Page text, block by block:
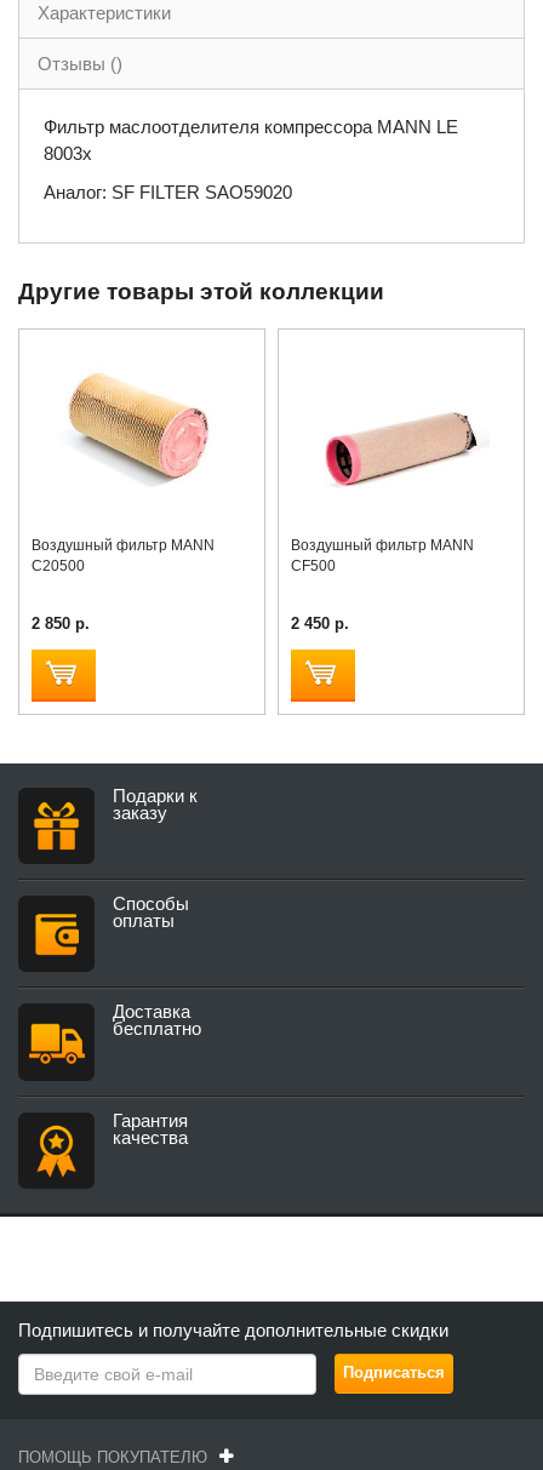
Характеристики
Отзывы ()
Фильтр маслоотделителя компрессора MANN LE
8003x
Аналог: SF FILTER SAO59020
Другие товары этой коллекции
Воздушный фильтр MANN
C20500
2 850 р.
Воздушный фильтр MANN
CF500
2 450 р.
Подарки к
заказу
Способы
оплаты
Доставка
бесплатно
Гарантия
качества
Подпишитесь и получайте дополнительные скидки
ПОМОЩЬ ПОКУПАТЕЛЮ